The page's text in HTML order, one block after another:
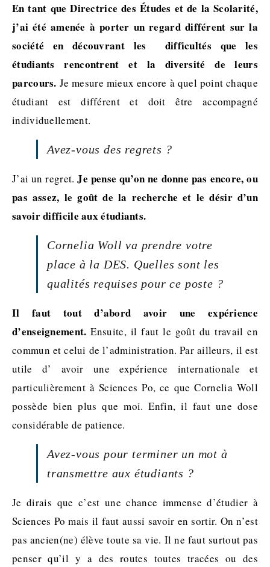
En tant que Directrice des Études et de la Scolarité,
j’ai été amenée à porter un regard différent sur la
société en découvrant les difficultés que les
étudiants rencontrent et la diversité de leurs
parcours. Je mesure mieux encore à quel point chaque
étudiant est différent et doit être accompagné
individuellement.
Avez-vous des regrets ?
J’ai un regret.Je pense qu’on ne donne pas encore, ou
pas assez, le goût de la recherche et le désir d’un
savoir difficile aux étudiants.
Cornelia Woll va prendre votre
place à la DES. Quelles sont les
qualités requises pour ce poste ?
Il faut tout d’abord avoir une expérience
d’enseignement. Ensuite, il faut le goût du travail en
commun et celui de l’administration. Par ailleurs, il est
utile d’ avoir une expérience internationale et
particulièrement à Sciences Po, ce que Cornelia Woll
possède bien plus que moi. Enfin, il faut une dose
considérable de patience.
Avez-vous pour terminer un mot à
transmettre aux étudiants ?
Je dirais que c’est une chance immense d’étudier à
Sciences Po mais il faut aussi savoir en sortir. On n’est
pas ancien(ne) élève toute sa vie. Il ne faut surtout pas
penser qu’il y a des routes toutes tracées ou des